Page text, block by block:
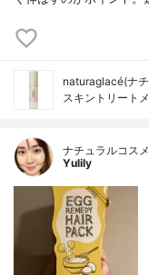
naturaglacé(ナ
スキントリート
ナチュラルコス
Yulily